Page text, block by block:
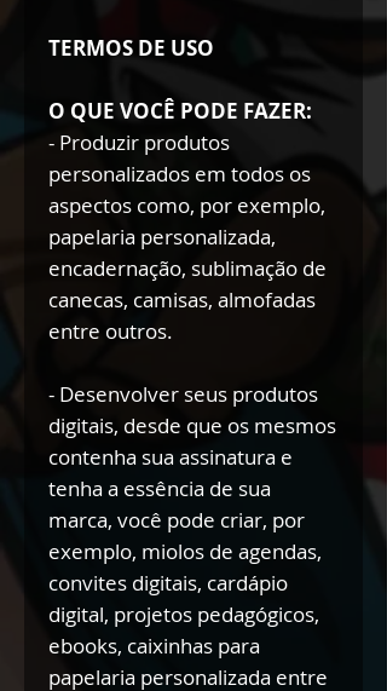
TERMOS DE USO
O QUE VOCÊ PODE FAZER:
- Produzir produtos
personalizados em todos os
aspectos como, por exemplo,
papelaria personalizada,
encadernação, sublimação de
canecas, camisas, almofadas
entre outros.
- Desenvolver seus produtos
digitais, desde que os mesmos
contenha sua assinatura e
tenha a essência de sua
marca, você pode criar, por
exemplo, miolos de agendas,
convites digitais, cardápio
digital, projetos pedagógicos,
ebooks, caixinhas para
papelaria personalizada entre